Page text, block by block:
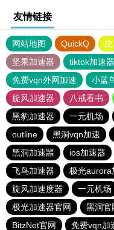
友情链接
网站地图 QuickQ
坚果加速器
tiktok加速器
免费vqn外网加速
小蓝
旋风加速器
八戒看书
黑豹加速器
一元机场
outline
黑洞vqn加速
黑洞加速噐
ios加速器
飞鸟加速器
极光aurora
旋风加速度器
一元机场
极光加速器官网
黑洞官
BitzNet官网
免费vqn加